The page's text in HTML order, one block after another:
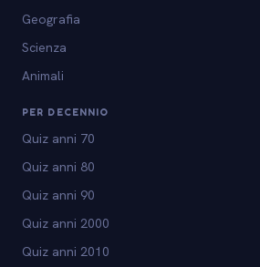
Geografia
Scienza
Animali
PER DECENNIO
Quiz anni 70
Quiz anni 80
Quiz anni 90
Quiz anni 2000
Quiz anni 2010